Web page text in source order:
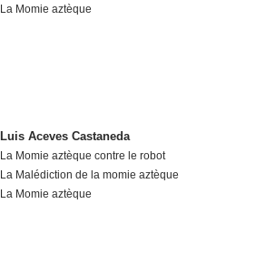
La Momie aztèque
Luis Aceves Castaneda
La Momie aztèque contre le robot
La Malédiction de la momie aztèque
La Momie aztèque